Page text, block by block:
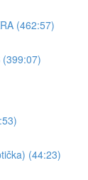
(462:57)
(399:07)
(44:23)